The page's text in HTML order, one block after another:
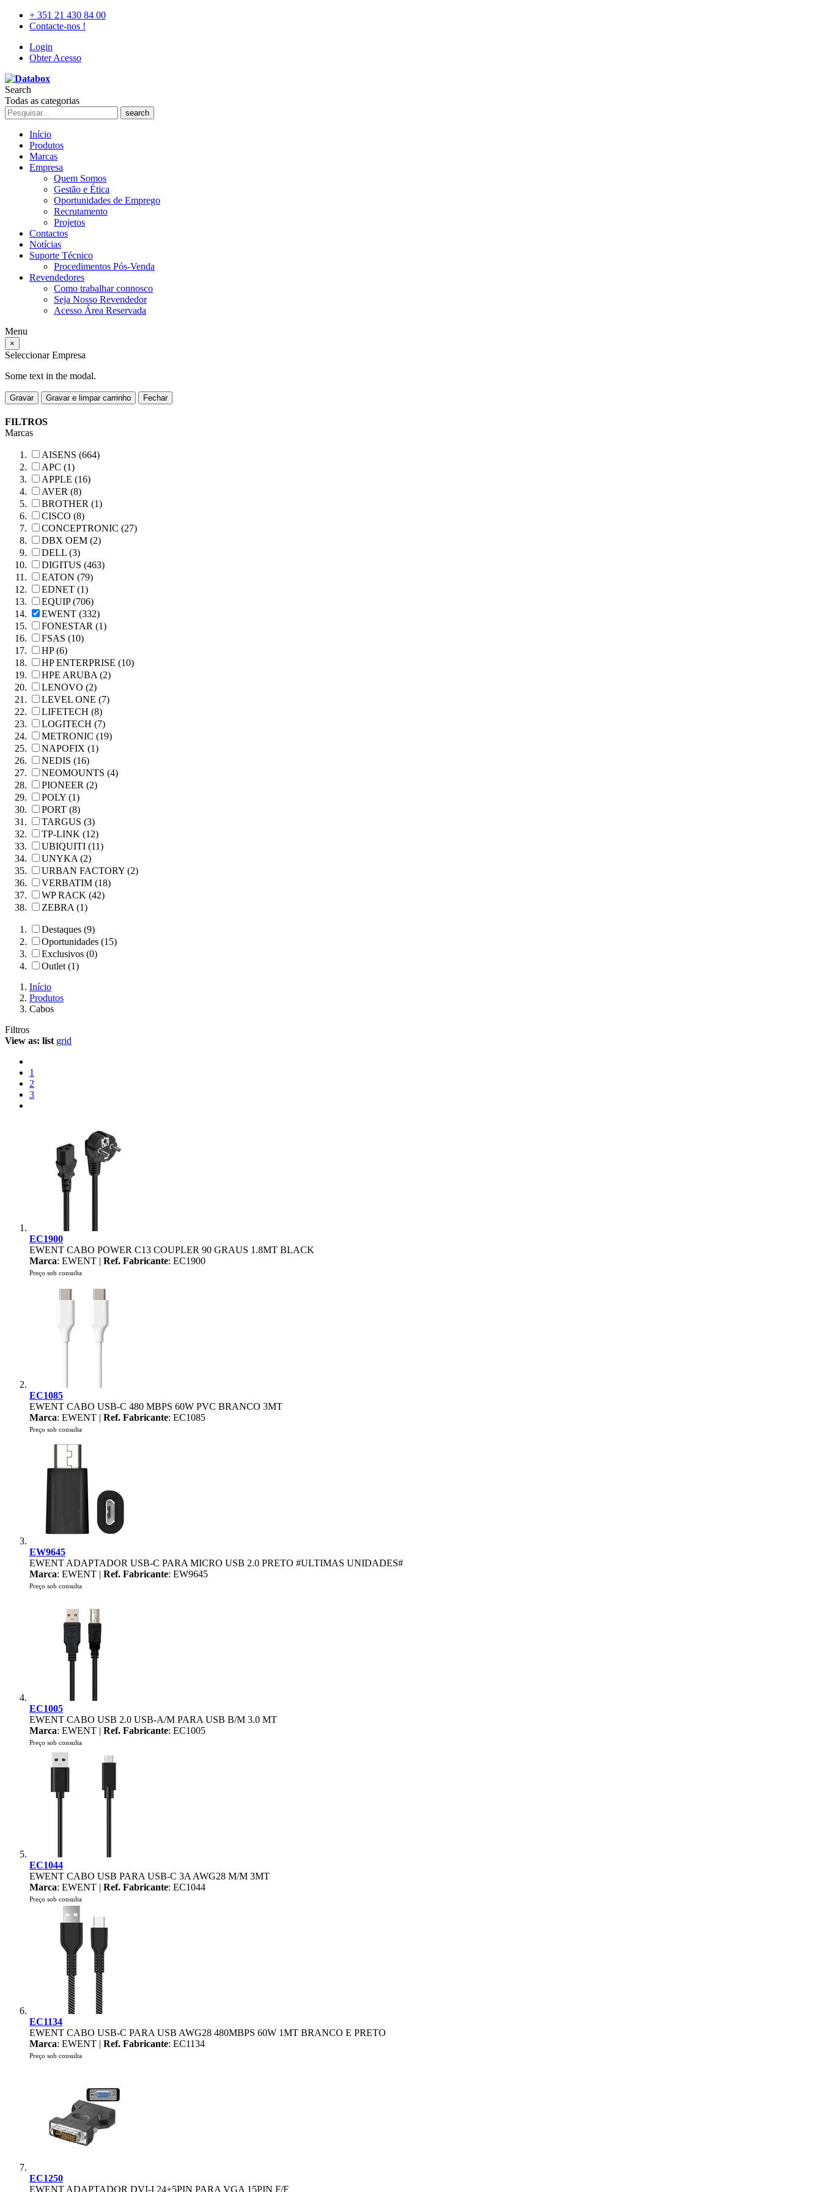
+ 351 21 430 84 00
Contacte-nos !
Login
Obter Acesso
Search
Todas as categorias
search
Início
Produtos
Marcas
Empresa
Quem Somos
Gestão e Ética
Oportunidades de Emprego
Recrutamento
Projetos
Contactos
Notícias
Suporte Técnico
Procedimentos Pós-Venda
Revendedores
Como trabalhar connosco
Seja Nosso Revendedor
Acesso Área Reservada
Menu
×
Seleccionar Empresa
Some text in the modal.
Gravar Gravar e limpar carrinho Fechar
FILTROS
Marcas
AISENS (664)
APC (1)
APPLE (16)
AVER (8)
BROTHER (1)
CISCO (8)
CONCEPTRONIC (27)
DBX OEM (2)
DELL (3)
DIGITUS (463)
EATON (79)
EDNET (1)
EQUIP (706)
EWENT (332)
FONESTAR (1)
FSAS (10)
HP (6)
HP ENTERPRISE (10)
HPE ARUBA (2)
LENOVO (2)
LEVEL ONE (7)
LIFETECH (8)
LOGITECH (7)
METRONIC (19)
NAPOFIX (1)
NEDIS (16)
NEOMOUNTS (4)
PIONEER (2)
POLY (1)
PORT (8)
TARGUS (3)
TP-LINK (12)
UBIQUITI (11)
UNYKA (2)
URBAN FACTORY (2)
VERBATIM (18)
WP RACK (42)
ZEBRA (1)
Destaques (9)
Oportunidades (15)
Exclusivos (0)
Outlet (1)
Início
Produtos
Cabos
Filtros
View as: list grid
1
2
3
EC1900
EWENT CABO POWER C13 COUPLER 90 GRAUS 1.8MT BLACK
Marca: EWENT | Ref. Fabricante: EC1900
Preço sob consulta
EC1085
EWENT CABO USB-C 480 MBPS 60W PVC BRANCO 3MT
Marca: EWENT | Ref. Fabricante: EC1085
Preço sob consulta
EW9645
EWENT ADAPTADOR USB-C PARA MICRO USB 2.0 PRETO #ULTIMAS UNIDADES#
Marca: EWENT | Ref. Fabricante: EW9645
Preço sob consulta
EC1005
EWENT CABO USB 2.0 USB-A/M PARA USB B/M 3.0 MT
Marca: EWENT | Ref. Fabricante: EC1005
Preço sob consulta
EC1044
EWENT CABO USB PARA USB-C 3A AWG28 M/M 3MT
Marca: EWENT | Ref. Fabricante: EC1044
Preço sob consulta
EC1134
EWENT CABO USB-C PARA USB AWG28 480MBPS 60W 1MT BRANCO E PRETO
Marca: EWENT | Ref. Fabricante: EC1134
Preço sob consulta
EC1250
EWENT ADAPTADOR DVI-I 24+5PIN PARA VGA 15PIN F/F